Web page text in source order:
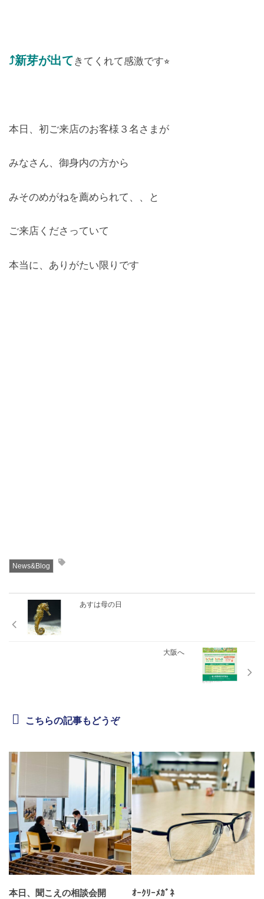
⤴︎新芽が出て きてくれて感激です⭐︎
本日、初ご来店のお客様３名さまが
みなさん、御身内の方から
みそのめがねを薦められて、、と
ご来店くださっていて
本当に、ありがたい限りです
News&Blog
あすは母の日
大阪へ
こちらの記事もどうぞ
本日、聞こえの相談会開 ｵｰｸﾘｰﾒｶﾞﾈ